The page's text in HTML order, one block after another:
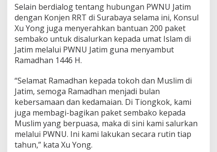
e
r
j
s
a
S
o
n
g
s
o
n
g
Selain berdialog tentang hubungan PWNU Jatim
dengan Konjen RRT di Surabaya selama ini, Konsul
Xu Yong juga menyerahkan bantuan 200 paket
sembako untuk disalurkan kepada umat Islam di
Jatim melalui PWNU Jatim guna menyambut
Ramadhan 1446 H.
“Selamat Ramadhan kepada tokoh dan Muslim di
Jatim, semoga Ramadhan menjadi bulan
kebersamaan dan kedamaian. Di Tiongkok, kami
juga membagi-bagikan paket sembako kepada
Muslim yang berpuasa, maka di sini kami salurkan
melalui PWNU. Ini kami lakukan secara rutin tiap
tahun,” kata Xu Yong.